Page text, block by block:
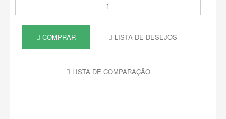
COMPRAR LISTA DE DESEJOS
LISTA DE COMPARAÇÃO